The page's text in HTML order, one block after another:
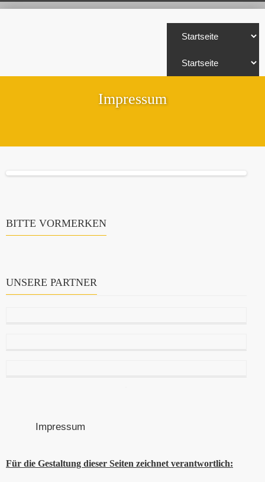
Impressum
BITTE VORMERKEN
UNSERE PARTNER
Impressum
Für die Gestaltung dieser Seiten zeichnet verantwortlich: